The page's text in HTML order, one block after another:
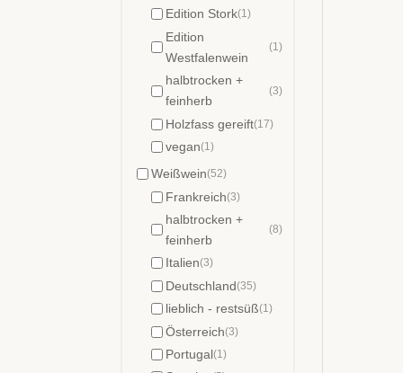
Edition Stork(1)
Edition
Westfalenwein
(1)
halbtrocken +
feinherb
(3)
Holzfass gereift(17)
vegan(1)
Weißwein(52)
Frankreich(3)
halbtrocken +
feinherb
(8)
Italien(3)
Deutschland(35)
lieblich - restsüß(1)
Österreich(3)
Portugal(1)